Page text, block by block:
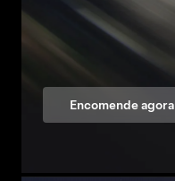
Encomende agora